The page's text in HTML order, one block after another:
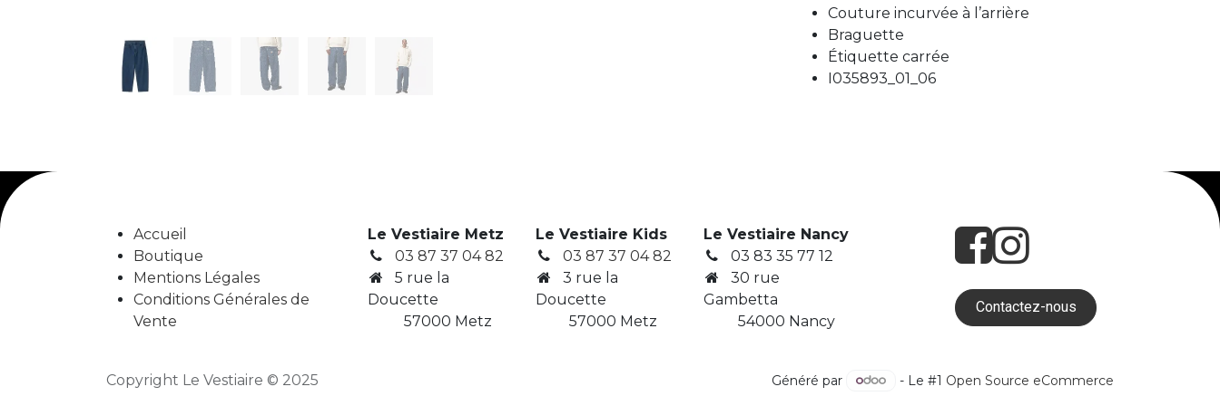
Couture incurvée à l’arrière
Braguette
Étiquette carrée
I035893_01_06
Accueil
Boutique
Mentions Légales
Conditions Générales de
Vente
Le Vestiaire Metz
03 87 37 04 82
5 rue la
Doucette
57000 Metz
Le Vestiaire Kids
03 87 37 04 82
3 rue la
Doucette
​ 57000 Metz
Le Vestiaire Nancy
03 83 35 77 12
30 rue
Gambetta
​ 54000 Nancy
Contactez-nous
Copyright Le Vestiaire © 2025 Généré par - Le #1 Open Source eCommerce